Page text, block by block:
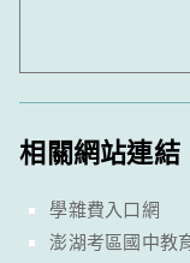
相關網站連結
學雜費入口網
澎湖考區國中教